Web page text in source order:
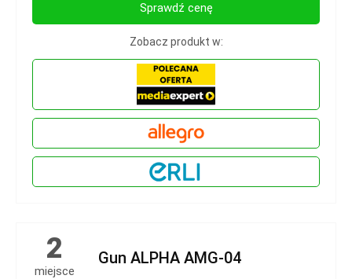
Sprawdź cenę
Zobacz produkt w:
2
miejsce
Gun ALPHA AMG-04